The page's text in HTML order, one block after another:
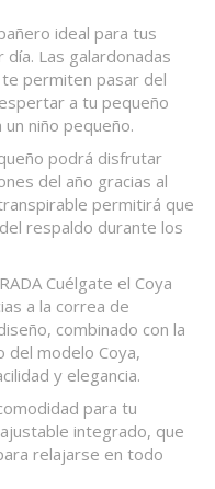
ideal para tus
Las galardonadas
te permiten pasar del
a tu pequeño
niño pequeño.
podrá disfrutar
del año gracias al
permitirá que
respaldo durante los
Cuélgate el Coya
a la correa de
combinado con la
del modelo Coya,
y elegancia.
para tu
integrado, que
relajarse en todo